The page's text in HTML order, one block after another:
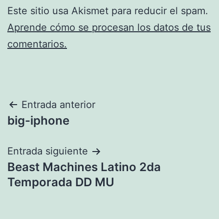
Este sitio usa Akismet para reducir el spam.
Aprende cómo se procesan los datos de tus
comentarios.
Navegación
de
entradas
Entrada anterior
big-iphone
Entrada siguiente
Beast Machines Latino 2da
Temporada DD MU